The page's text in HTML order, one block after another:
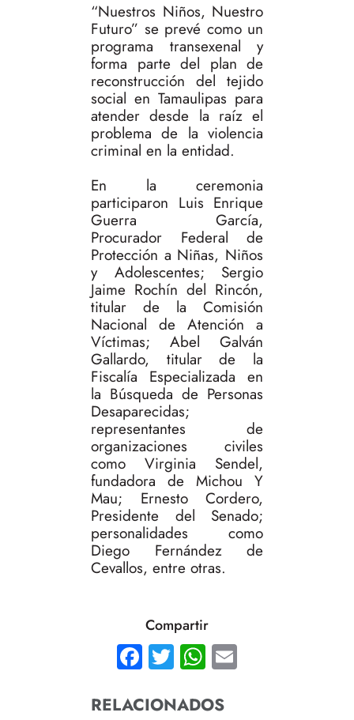
“Nuestros Niños, Nuestro
Futuro” se prevé como un
programa transexenal y
forma parte del plan de
reconstrucción del tejido
social en Tamaulipas para
atender desde la raíz el
problema de la violencia
criminal en la entidad.
En la ceremonia
participaron Luis Enrique
Guerra García,
Procurador Federal de
Protección a Niñas, Niños
y Adolescentes; Sergio
Jaime Rochín del Rincón,
titular de la Comisión
Nacional de Atención a
Víctimas; Abel Galván
Gallardo, titular de la
Fiscalía Especializada en
la Búsqueda de Personas
Desaparecidas;
representantes de
organizaciones civiles
como Virginia Sendel,
fundadora de Michou Y
Mau; Ernesto Cordero,
Presidente del Senado;
personalidades como
Diego Fernández de
Cevallos, entre otras.
Compartir
Facebook
TwitterWhatsApp
RELACIONADOS